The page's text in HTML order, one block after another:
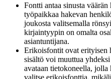
Fontti antaa sinusta
työpaikkaa hakevan
joukosta valitsemalla
kirjaintyypin on omalta
asiantuntijana.
Erikoisfontit ovat erityisen
sisältö voi muuttua
avataan tietokoneella,
valitse erikoisfonttia,